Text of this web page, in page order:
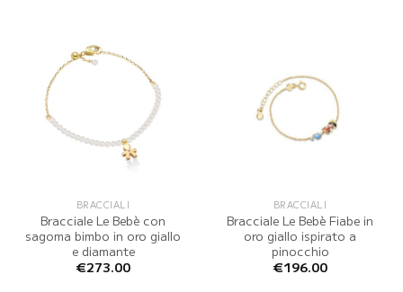
BRACCIALI
Bracciale Le Bebè con
sagoma bimbo in oro giallo
e diamante
€273.00
BRACCIALI
Bracciale Le Bebè Fiabe in
oro giallo ispirato a
pinocchio
€196.00